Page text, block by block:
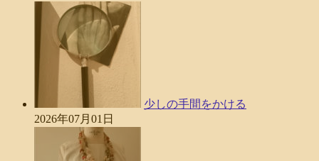
少しの手間をかける
2026年07月01日